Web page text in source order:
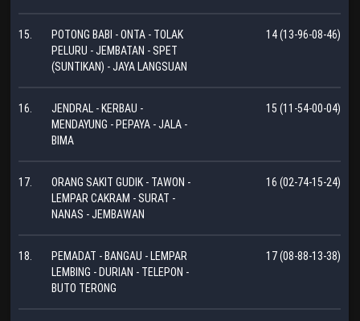
15.
POTONG BABI - ONTA - TOLAK
PELURU - JEMBATAN - SPET
(SUNTIKAN) - JAYA LANGSUAN
14 (13-96-08-46)
16.
JENDRAL - KERBAU -
MENDAYUNG - PEPAYA - JALA -
BIMA
15 (11-54-00-04)
17.
ORANG SAKIT GUDIK - TAWON -
LEMPAR CAKRAM - SURAT -
NANAS - JEMBAWAN
16 (02-74-15-24)
18.
PEMADAT - BANGAU - LEMPAR
LEMBING - DURIAN - TELEPON -
BUTO TERONG
17 (08-88-13-38)